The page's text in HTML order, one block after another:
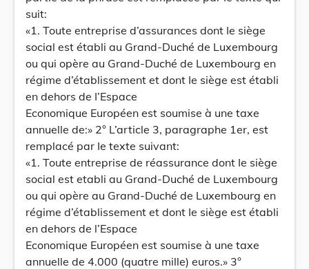
suit:
«1. Toute entreprise d’assurances dont Ie siège
social est établi au Grand-Duché de Luxembourg
ou qui opère au Grand-Duché de Luxembourg en
régime d’établissement et dont Ie siège est établi
en dehors de I’Espace
Economique Européen est soumise à une taxe
annuelle de:» 2° L’article 3, paragraphe 1er, est
remplacé par Ie texte suivant:
«1. Toute entreprise de réassurance dont Ie siège
social est etabli au Grand-Duché de Luxembourg
ou qui opère au Grand-Duché de Luxembourg en
régime d’établissement et dont Ie siège est établi
en dehors de l’Espace
Economique Européen est soumise à une taxe
annuelle de 4.000 (quatre mille) euros.» 3°